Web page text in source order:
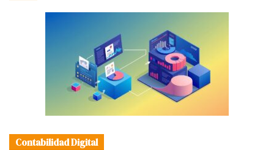
Contabilidad Digital